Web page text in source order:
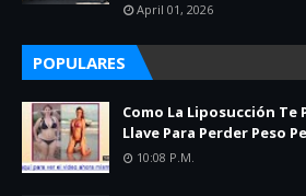
April 01, 2026
POPULARES
Como La Liposucción Te
Llave Para Perder Peso
10:08 P.m.